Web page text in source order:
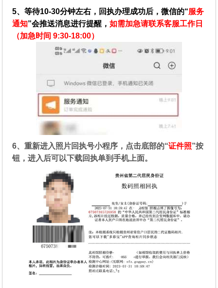
5、等待10-30分钟左右，回执办理成功后，微信的“服务
通知”会推送消息进行提醒，如需加急请联系客服工作日
（加急时间 9:30-18:00）
6、重新进入照片回执号小程序，点击底部的“证件照”按
钮，进入后可以下载回执单到手机上面。